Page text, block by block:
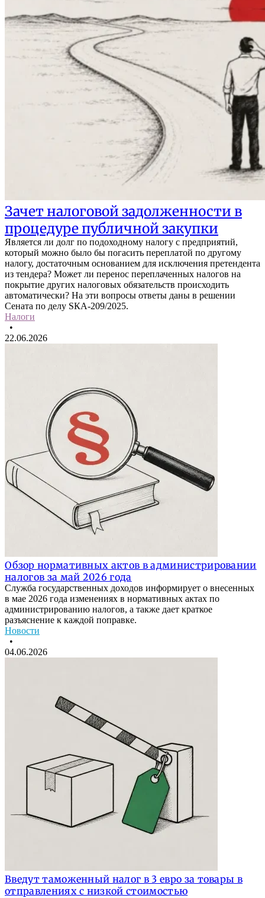
Зачет налоговой задолженности в
процедуре публичной закупки
Является ли долг по подоходному налогу с предприятий,
который можно было бы погасить переплатой по другому
налогу, достаточным основанием для исключения претендента
из тендера? Может ли перенос переплаченных налогов на
покрытие других налоговых обязательств происходить
автоматически? На эти вопросы ответы даны в решении
Сената по делу SКА-209/2025.
Налоги
•
22.06.2026
Обзор нормативных актов в администрировании
налогов за май 2026 года
Служба государственных доходов информирует о внесенных
в мае 2026 года изменениях в нормативных актах по
администрированию налогов, а также дает краткое
разъяснение к каждой поправке.
Новости
•
04.06.2026
Введут таможенный налог в 3 евро за товары в
отправлениях с низкой стоимостью